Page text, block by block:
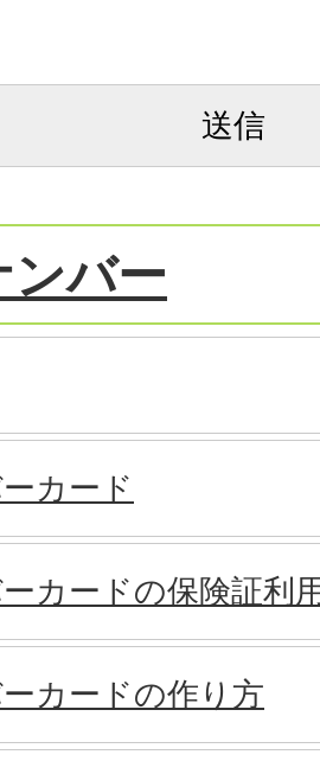
ンバー
カード
カードの保険証利
カードの作り方